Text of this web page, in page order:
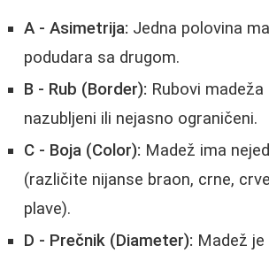
A - Asimetrija: Jedna polovina
podudara sa drugom.
B - Rub (Border): Rubovi madeža
nazubljeni ili nejasno ograničeni.
C - Boja (Color): Madež ima
(različite nijanse braon, crne,
plave).
D - Prečnik (Diameter): Madež